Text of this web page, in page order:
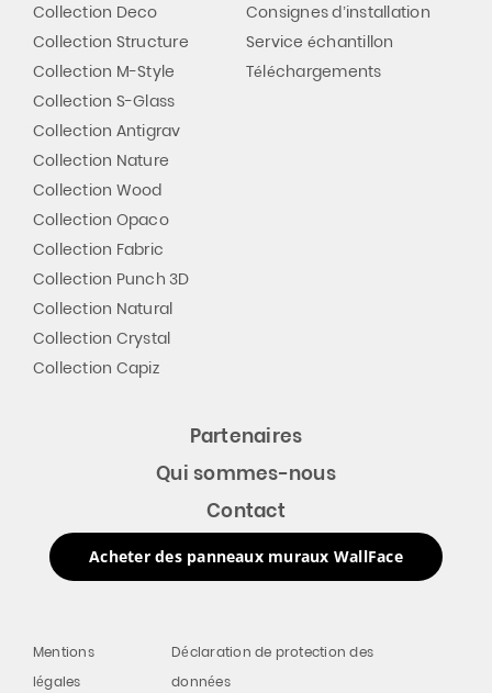
Collection Deco
Collection Structure
Collection M-Style
Collection S-Glass
Collection Antigrav
Collection Nature
Collection Wood
Collection Opaco
Collection Fabric
Collection Punch 3D
Collection Natural
Collection Crystal
Collection Capiz
Consignes d’installation
Service échantillon
Téléchargements
Partenaires
Qui sommes-nous
Contact
Acheter des panneaux muraux WallFace
Mentions
légales
Déclaration de protection des
données